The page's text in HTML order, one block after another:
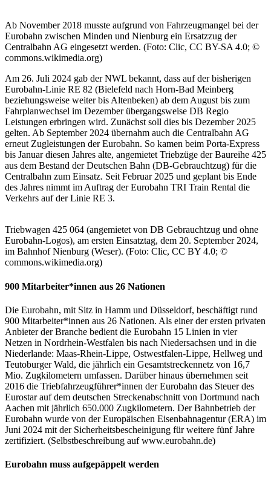
Ab November 2018 musste aufgrund von Fahrzeugmangel bei der
Eurobahn zwischen Minden und Nienburg ein Ersatzzug der
Centralbahn AG eingesetzt werden. (Foto: Clic, CC BY-SA 4.0; ©
commons.wikimedia.org)
Am 26. Juli 2024 gab der NWL bekannt, dass auf der bisherigen
Eurobahn-Linie RE 82 (Bielefeld nach Horn-Bad Meinberg
beziehungsweise weiter bis Altenbeken) ab dem August bis zum
Fahrplanwechsel im Dezember übergangsweise DB Regio
Leistungen erbringen wird. Zunächst soll dies bis Dezember 2025
gelten. Ab September 2024 übernahm auch die Centralbahn AG
erneut Zugleistungen der Eurobahn. So kamen beim Porta-Express
bis Januar diesen Jahres alte, angemietet Triebzüge der Baureihe 425
aus dem Bestand der Deutschen Bahn (DB-Gebrauchtzug) für die
Centralbahn zum Einsatz. Seit Februar 2025 und geplant bis Ende
des Jahres nimmt im Auftrag der Eurobahn TRI Train Rental die
Verkehrs auf der Linie RE 3.
Triebwagen 425 064 (angemietet von DB Gebrauchtzug und ohne
Eurobahn-Logos), am ersten Einsatztag, dem 20. September 2024,
im Bahnhof Nienburg (Weser). (Foto: Clic, CC BY 4.0; ©
commons.wikimedia.org)
900 Mitarbeiter*innen aus 26 Nationen
Die Eurobahn, mit Sitz in Hamm und Düsseldorf, beschäftigt rund
900 Mitarbeiter*innen aus 26 Nationen. Als einer der ersten privaten
Anbieter der Branche bedient die Eurobahn 15 Linien in vier
Netzen in Nordrhein-Westfalen bis nach Niedersachsen und in die
Niederlande: Maas-Rhein-Lippe, Ostwestfalen-Lippe, Hellweg und
Teutoburger Wald, die jährlich ein Gesamtstreckennetz von 16,7
Mio. Zugkilometern umfassen. Darüber hinaus übernehmen seit
2016 die Triebfahrzeugführer*innen der Eurobahn das Steuer des
Eurostar auf dem deutschen Streckenabschnitt von Dortmund nach
Aachen mit jährlich 650.000 Zugkilometern. Der Bahnbetrieb der
Eurobahn wurde von der Europäischen Eisenbahnagentur (ERA) im
Juni 2024 mit der Sicherheitsbescheinigung für weitere fünf Jahre
zertifiziert. (Selbstbeschreibung auf www.eurobahn.de)
Eurobahn muss aufgepäppelt werden